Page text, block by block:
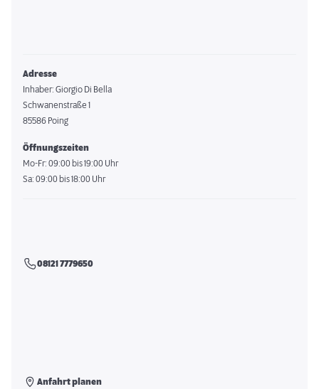
Adresse
Inhaber: Giorgio Di Bella
Schwanenstraße 1
85586 Poing
Öffnungszeiten
Mo-Fr: 09:00 bis 19:00 Uhr
Sa: 09:00 bis 18:00 Uhr
08121 7779650
Anfahrt planen